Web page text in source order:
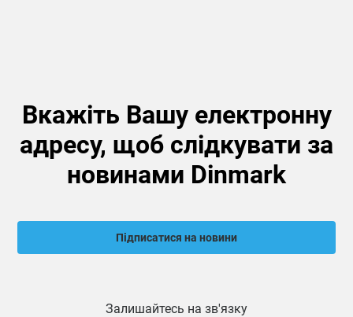
Вкажіть Вашу електронну
адресу, щоб слідкувати за
новинами Dinmark
Підписатися на новини
Залишайтесь на зв'язку